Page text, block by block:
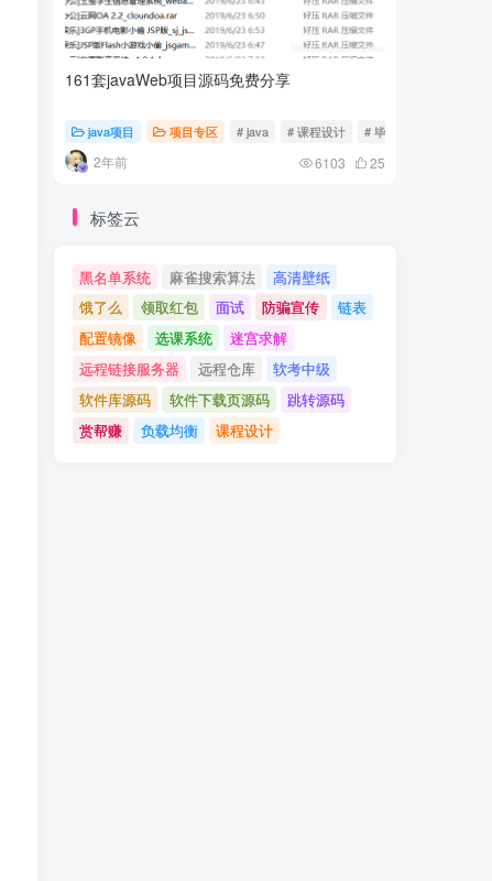
161套javaWeb项目源码免费分享
java项目 项目专区 # java # 课程设计 # 毕业设计
2年前 6103 25
标签云
黑名单系统 麻雀搜索算法
高清壁纸
饿了么
领取红包 面试 防骗宣传
链表
配置镜像
选课系统
迷宫求解
远程链接服务器
远程仓库
软考中级
软件库源码
软件下载页源码
跳转源码
赏帮赚
负载均衡 课程设计